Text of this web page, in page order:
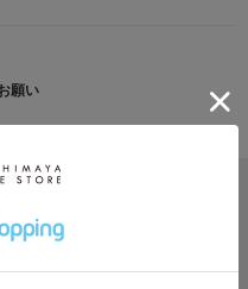
願い
ジン